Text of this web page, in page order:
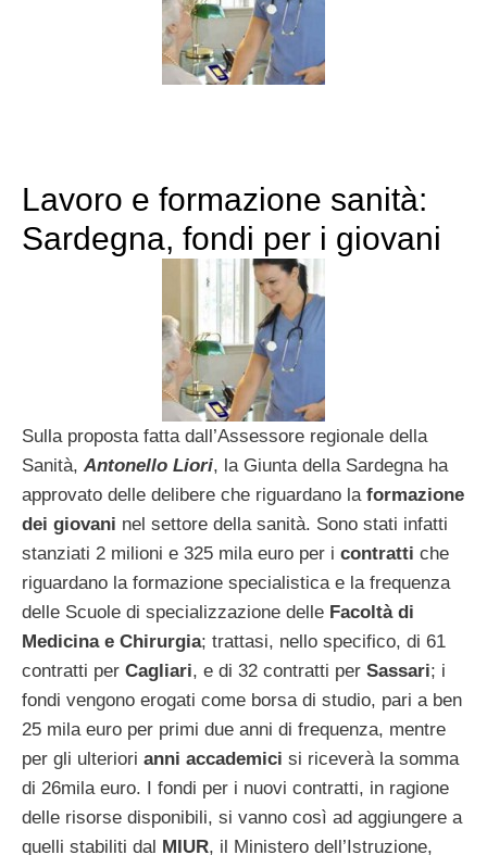
Lavoro e formazione sanità:
Sardegna, fondi per i giovani
Sulla proposta fatta dall’Assessore regionale della
Sanità, Antonello Liori, la Giunta della Sardegna ha
approvato delle delibere che riguardano la formazione
dei giovani nel settore della sanità. Sono stati infatti
stanziati 2 milioni e 325 mila euro per i contratti che
riguardano la formazione specialistica e la frequenza
delle Scuole di specializzazione delle Facoltà di
Medicina e Chirurgia; trattasi, nello specifico, di 61
contratti per Cagliari, e di 32 contratti per Sassari; i
fondi vengono erogati come borsa di studio, pari a ben
25 mila euro per primi due anni di frequenza, mentre
per gli ulteriori anni accademici si riceverà la somma
di 26mila euro. I fondi per i nuovi contratti, in ragione
delle risorse disponibili, si vanno così ad aggiungere a
quelli stabiliti dal MIUR, il Ministero dell’Istruzione,